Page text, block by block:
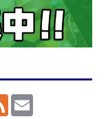
F
e